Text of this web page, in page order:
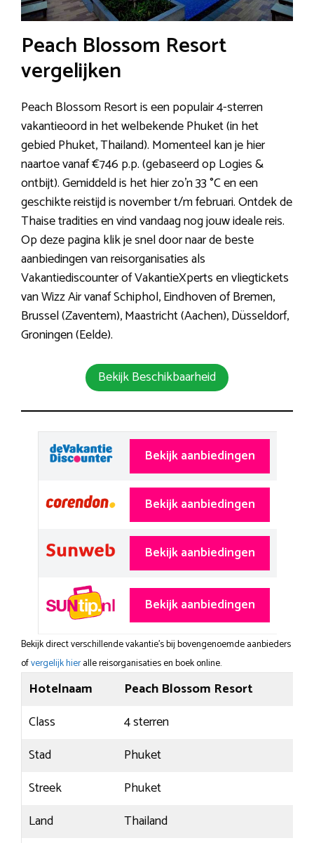
Peach Blossom Resort
vergelijken
Peach Blossom Resort is een populair 4-sterren
vakantieoord in het welbekende Phuket (in het
gebied Phuket, Thailand). Momenteel kan je hier
naartoe vanaf €746 p.p. (gebaseerd op Logies &
ontbijt). Gemiddeld is het hier zo’n 33 °C en een
geschikte reistijd is november t/m februari. Ontdek de
Thaise tradities en vind vandaag nog jouw ideale reis.
Op deze pagina klik je snel door naar de beste
aanbiedingen van reisorganisaties als
Vakantiediscounter of VakantieXperts en vliegtickets
van Wizz Air vanaf Schiphol, Eindhoven of Bremen,
Brussel (Zaventem), Maastricht (Aachen), Düsseldorf,
Groningen (Eelde).
Bekijk Beschikbaarheid
Bekijk aanbiedingen
Bekijk aanbiedingen
Bekijk aanbiedingen
Bekijk aanbiedingen
Bekijk direct verschillende vakantie's bij bovengenoemde aanbieders
ofvergelijk hieralle reisorganisaties en boek online.
Hotelnaam
Peach Blossom Resort
Class
4 sterren
Stad
Phuket
Streek
Phuket
Land
Thailand